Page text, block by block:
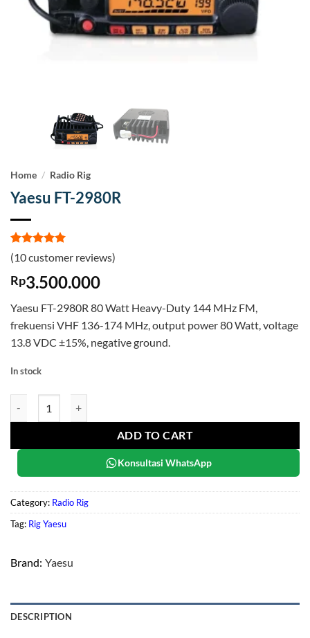
Home / Radio Rig
Yaesu FT-2980R
Rated5
out of 5
based on
10
customer
(10customer reviews)
Rp3.500.000
Yaesu FT-2980R 80 Watt Heavy-Duty 144 MHz FM,
frekuensi VHF 136-174 MHz, output power 80 Watt, voltage
13.8 VDC ±15%, negative ground.
In stock
ADD TO CART
Konsultasi WhatsApp
Category: Radio Rig
Tag: Rig Yaesu
Brand: Yaesu
DESCRIPTION